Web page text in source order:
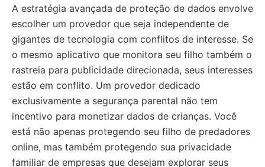
A estratégia avançada de proteção de dados envolve
escolher um provedor que seja independente de
gigantes de tecnologia com conflitos de interesse. Se
o mesmo aplicativo que monitora seu filho também o
rastreia para publicidade direcionada, seus interesses
estão em conflito. Um provedor dedicado
exclusivamente a segurança parental não tem
incentivo para monetizar dados de crianças. Você
está não apenas protegendo seu filho de predadores
online, mas também protegendo sua privacidade
familiar de empresas que desejam explorar seus